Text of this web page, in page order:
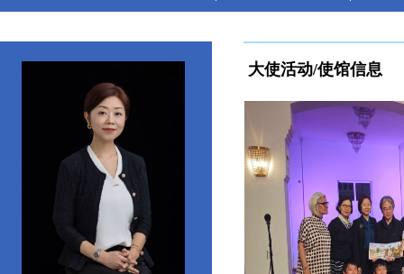
大使活动/使馆信息